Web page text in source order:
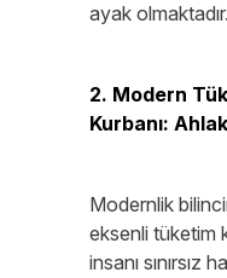
ayak olmaktadır.
2. Modern
Kurbanı:
Modernlik
eksenli tüketim
insanı sınırsız